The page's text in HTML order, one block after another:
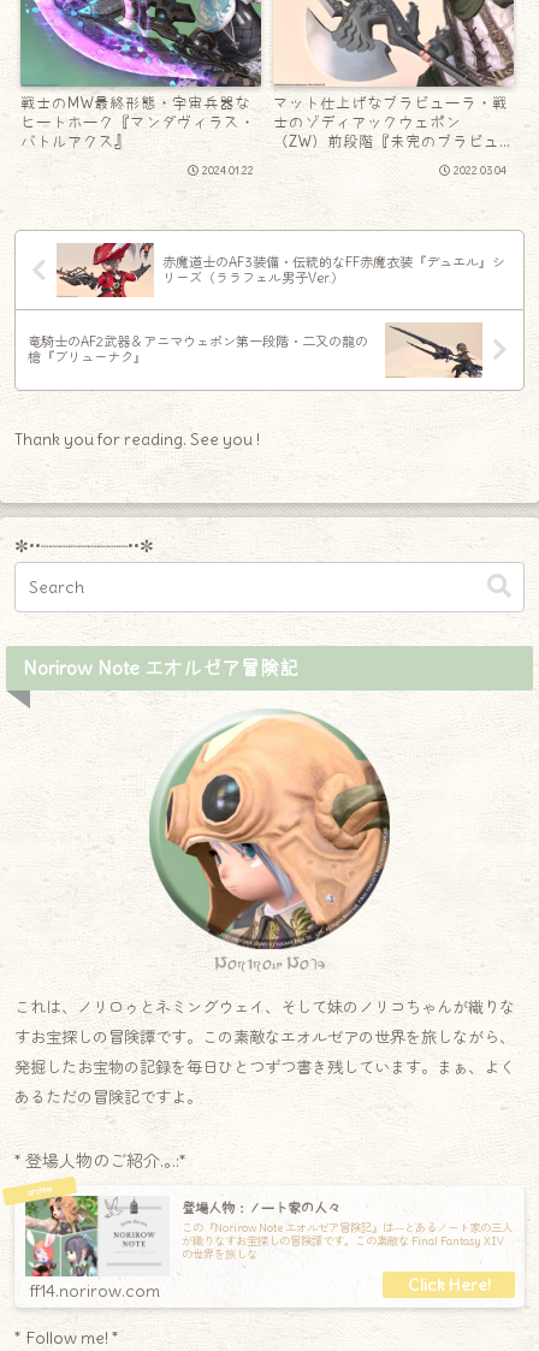
戦士のMW最終形態・宇宙兵器な
ヒートホーク『マンダヴィラス・
バトルアクス』
2024.01.22
マット仕上げなブラビューラ・戦
士のゾディアックウェポン
（ZW）前段階『未完のブラビュ
2022.03.04
赤魔道士のAF3装備・伝統的なFF赤魔衣装『デュエル』シ
リーズ（ララフェル男子Ver.）
竜騎士のAF2武器＆アニマウェポン第一段階・二又の龍の
槍『ブリューナク』
Thank you for reading. See you !
✼••┈┈┈┈┈┈┈┈┈••✼
Norirow Note エオルゼア冒険記
Norirow Note
これは、ノリロゥとネミングウェイ、そして妹のノリコちゃんが織りな
すお宝探しの冒険譚です。この素敵なエオルゼアの世界を旅しながら、
発掘したお宝物の記録を毎日ひとつずつ書き残しています。まぁ、よく
あるただの冒険記ですよ。
* 登場人物のご紹介.｡.:*
登場人物：ノート家の人々
この『Norirow Note エオルゼア冒険記』は―とあるノート家の三人
が織りなすお宝探しの冒険譚です。この素敵な Final Fantasy XIV
の世界を旅しな
ff14.norirow.com
* Follow me! *